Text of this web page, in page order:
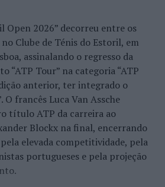
ATIVIDADES DESTAQUE
FÉRIAS
detidos por tráfico de
da Agricultura: “Quatro anos
política para) concretizar o
Familiar”
Open 2026” decorreu entre os
Clube de Ténis do Estoril, em
assinalando o regresso da
“ATP Tour” na categoria “ATP
anterior, ter integrado o
O francês Luca Van Assche
título ATP da carreira ao
Blockx na final, encerrando
elevada competitividade, pela
portugueses e pela projeção